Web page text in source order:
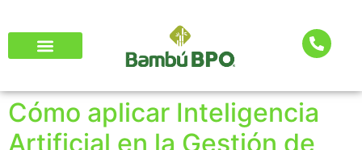
Cómo aplicar Inteligencia
Artificial en la Gestión de